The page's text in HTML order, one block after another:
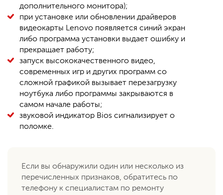
дополнительного монитора);
при установке или обновлении драйверов
видеокарты Lenovo появляется синий экран
либо программа установки выдает ошибку и
прекращает работу;
запуск высококачественного видео,
современных игр и других программ со
сложной графикой вызывает перезагрузку
ноутбука либо программы закрываются в
самом начале работы;
звуковой индикатор Bios сигнализирует о
поломке.
Если вы обнаружили один или несколько из
перечисленных признаков, обратитесь по
телефону к специалистам по ремонту